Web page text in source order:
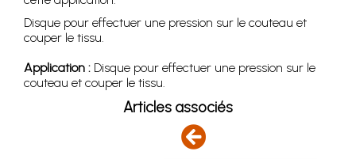
Disque pour effectuer une pression sur le couteau et
couper le tissu.
Application : Disque pour effectuer une pression sur le
couteau et couper le tissu.
Articles associés